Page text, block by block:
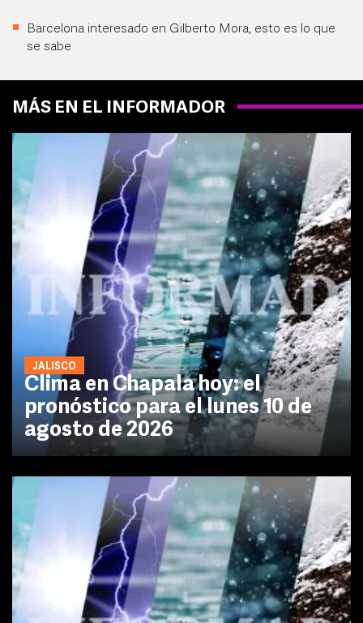
Barcelona interesado en Gilberto Mora, esto es lo que
se sabe
MÁS EN EL INFORMADOR
JALISCO
Clima en Chapala hoy: el
pronóstico para el lunes 10 de
agosto de 2026